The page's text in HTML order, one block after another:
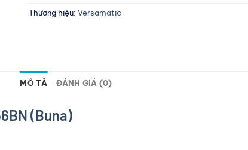
Thương hiệu:Versamatic
MÔ TẢ ĐÁNH GIÁ (0)
(Buna)